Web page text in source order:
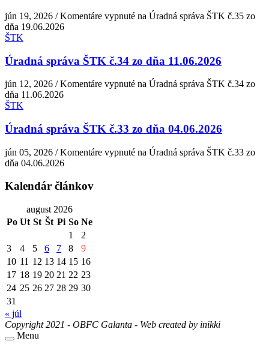
jún 19, 2026 / Komentáre vypnuté na Úradná správa ŠTK č.35 zo
dňa 19.06.2026
ŠTK
Úradná správa ŠTK č.34 zo dňa 11.06.2026
jún 12, 2026 / Komentáre vypnuté na Úradná správa ŠTK č.34 zo
dňa 11.06.2026
ŠTK
Úradná správa ŠTK č.33 zo dňa 04.06.2026
jún 05, 2026 / Komentáre vypnuté na Úradná správa ŠTK č.33 zo
dňa 04.06.2026
Kalendár článkov
august 2026
Po Ut St Št Pi So Ne
1
2
3
4 5 6 7 8
9
10 11 12 13 14 15 16
17 18 19 20 21 22 23
24 25 26 27 28 29 30
31
« júl
Copyright 2021 - OBFC Galanta - Web created by inikki
Menu